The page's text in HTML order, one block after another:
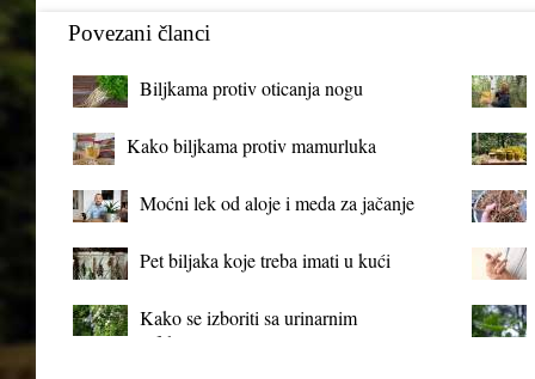
Povezani članci
Biljkama protiv oticanja nogu
Kako biljkama protiv mamurluka
Moćni lek od aloje i meda za jačanje
Pet biljaka koje treba imati u kući
Kako se izboriti sa urinarnim
infekcijama?